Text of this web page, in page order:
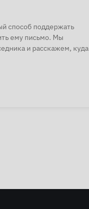
способ поддержать
ему письмо. Мы
и расскажем, куда